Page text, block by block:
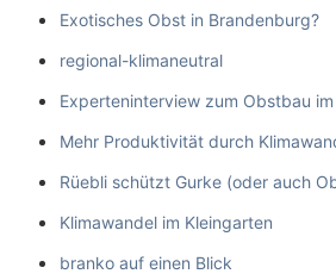
Exotisches Obst in Brandenburg?
regional-klimaneutral
Experteninterview zum Obstbau
Mehr Produktivität durch
Rüebli schützt Gurke (oder auch
Klimawandel im Kleingarten
branko auf einen Blick